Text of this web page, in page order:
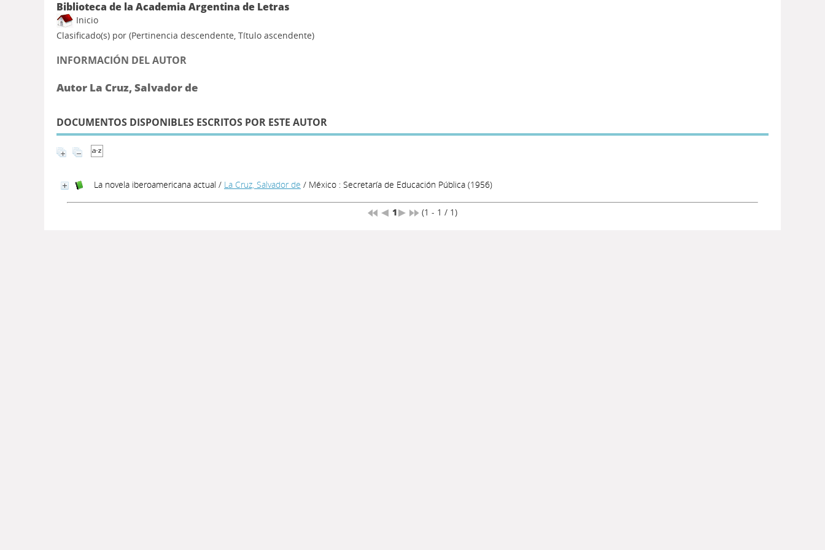
Biblioteca de la Academia Argentina de Letras
Inicio
Clasificado(s) por (Pertinencia descendente, Título ascendente)
INFORMACIÓN DEL AUTOR
Autor La Cruz, Salvador de
DOCUMENTOS DISPONIBLES ESCRITOS POR ESTE AUTOR
La novela iberoamericana actual / La Cruz, Salvador de / México : Secretaría de Educación Pública (1956)
1 (1 - 1 / 1)